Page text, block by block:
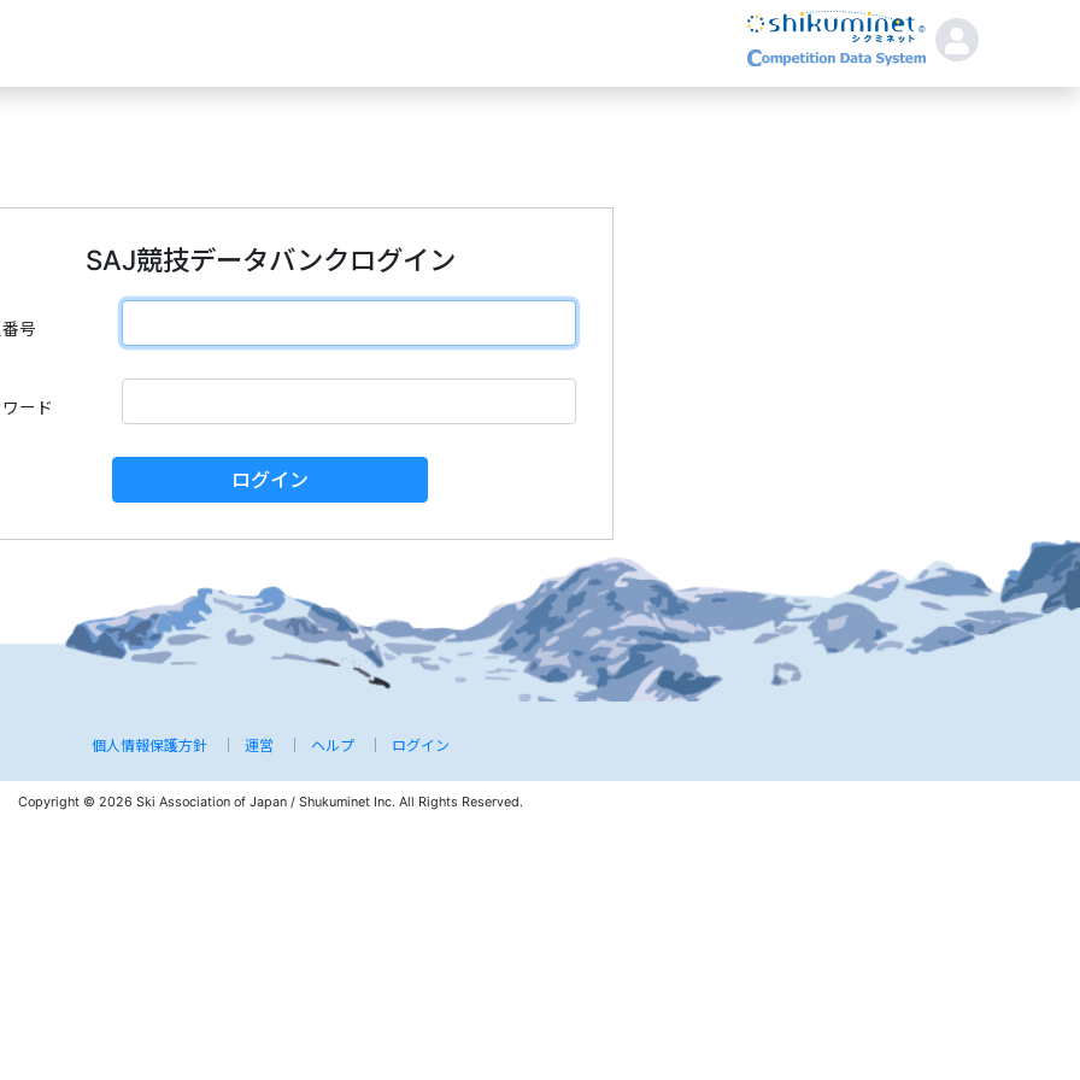
SAJ競技データバンクログイン
号
ード
ログイン
個人情報保護方針 運営 ヘルプ ログイン
Copyright © 2026 Ski Association of Japan / Shukuminet Inc. All Rights Reserved.